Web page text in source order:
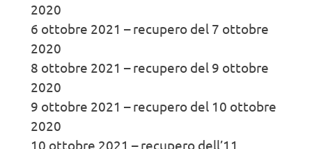
2020
6 ottobre 2021 – recupero del 7 ottobre
2020
8 ottobre 2021 – recupero del 9 ottobre
2020
9 ottobre 2021 – recupero del 10 ottobre
2020
10 ottobre 2021 – recupero dell’11